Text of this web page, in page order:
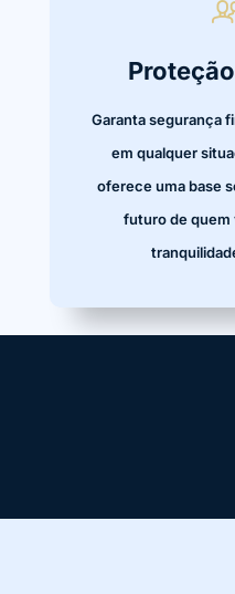
Garanta segurança
em qualquer
oferece uma base
futuro de quem